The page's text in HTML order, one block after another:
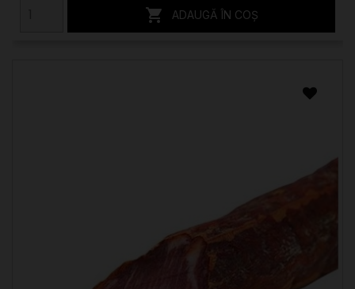
 ADAUGĂ ÎN COȘ